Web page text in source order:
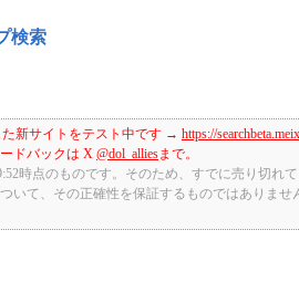
検索
新サイトをテスト中です → https://
ドバックは X @dol_alliesまで。
時点のものです。そのため、すでに売り切れ
いて、その正確性を保証するものではありませ